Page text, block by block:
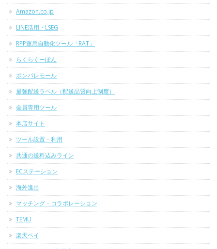
Amazon.co.jp
LINE活用・LSEG
RPP運用自動化ツール「RAT」
らくらくーぽん
ポンパレモール
最強配送ラベル（配送品質向上制度）
会員専用ツール
本店サイト
ツール設置・利用
共通の送料込みライン
ECステーション
海外進出
マッチング・コラボレーション
TEMU
楽天ペイ